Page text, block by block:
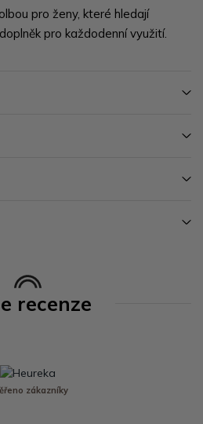
pro ženy, které hledají
pro každodenní využití.
recenze
zákazníky